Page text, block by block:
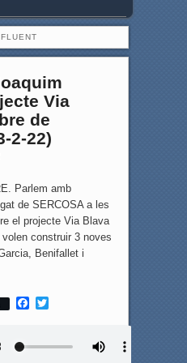
Via
de
2-22)
Parlem amb
de SERCOSA a les
el projecte Via Blava
volen construir 3 noves
Benifallet i
F
T